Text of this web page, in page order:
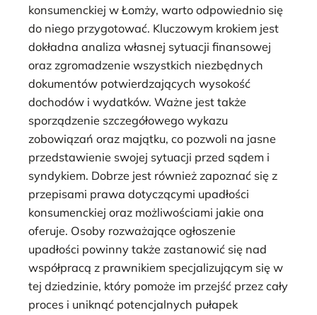
konsumenckiej w Łomży, warto odpowiednio się
do niego przygotować. Kluczowym krokiem jest
dokładna analiza własnej sytuacji finansowej
oraz zgromadzenie wszystkich niezbędnych
dokumentów potwierdzających wysokość
dochodów i wydatków. Ważne jest także
sporządzenie szczegółowego wykazu
zobowiązań oraz majątku, co pozwoli na jasne
przedstawienie swojej sytuacji przed sądem i
syndykiem. Dobrze jest również zapoznać się z
przepisami prawa dotyczącymi upadłości
konsumenckiej oraz możliwościami jakie ona
oferuje. Osoby rozważające ogłoszenie
upadłości powinny także zastanowić się nad
współpracą z prawnikiem specjalizującym się w
tej dziedzinie, który pomoże im przejść przez cały
proces i uniknąć potencjalnych pułapek